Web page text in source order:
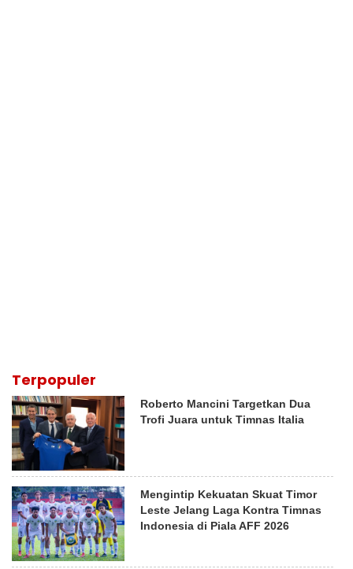
Terpopuler
Roberto Mancini Targetkan Dua
Trofi Juara untuk Timnas Italia
Mengintip Kekuatan Skuat Timor
Leste Jelang Laga Kontra Timnas
Indonesia di Piala AFF 2026